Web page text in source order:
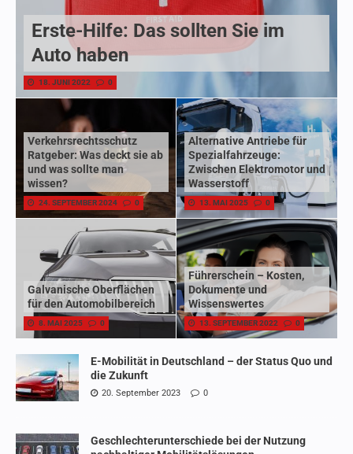
Erste-Hilfe: Das sollten Sie im
Auto haben
18. JUNI 2022 0
Verkehrsrechtsschutz
Ratgeber: Was deckt sie ab
und was sollte man
wissen?
24. SEPTEMBER 2024 0
Alternative Antriebe für
Spezialfahrzeuge:
Zwischen Elektromotor und
Wasserstoff
13. MAI 2025 0
Galvanische Oberflächen
für den Automobilbereich
8. MAI 2025 0
Führerschein – Kosten,
Dokumente und
Wissenswertes
13. SEPTEMBER 2022 0
E-Mobilität in Deutschland – der Status Quo und
die Zukunft
20. September 2023 0
Geschlechterunterschiede bei der Nutzung